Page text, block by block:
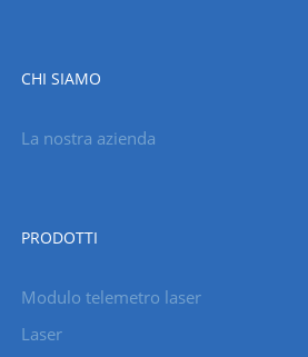
CHI SIAMO
La nostra azienda
PRODOTTI
Modulo telemetro laser
Laser